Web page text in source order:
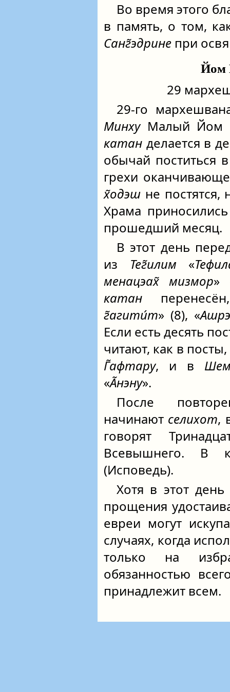
Во время этого
в память, о том,
Санг̃эдрине при
Йом
29
29-го
МинхуМалый Йом
катан делается в
обычай поститься
грехи
х̃одэш не
Храма
прошедший месяц.
В этот день
из Тег̃илим «
менацэах̃ мизмор»
катан
г̃агити́т» (8), «
Если есть десять
читают, как в
Г̃афтару, и в
«А̃нэну».
После
начинают селихот,
говорят
Всевышнего. В
(Исповедь).
Хотя в этот
прощения
евреи могут
случаях, когда
только на
обязанностью
принадлежит всем.